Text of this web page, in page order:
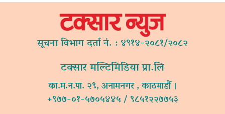
सूचना विभाग दर्ता नं. : ४९१४-२०८१/२०८२
टक्सार मल्टिमिडिया प्रा.लि
का.म.न.पा. २९, अनामनगर , काठमाडौं ।
+९७७-०१-५७०५४४५ / ९८५१२२७७५३